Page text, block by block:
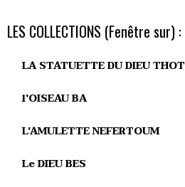
LES COLLECTIONS (Fenêtre sur) :
LA STATUETTE DU DIEU THOT
l'OISEAU BA
L'AMULETTE NEFERTOUM
Le DIEU BES